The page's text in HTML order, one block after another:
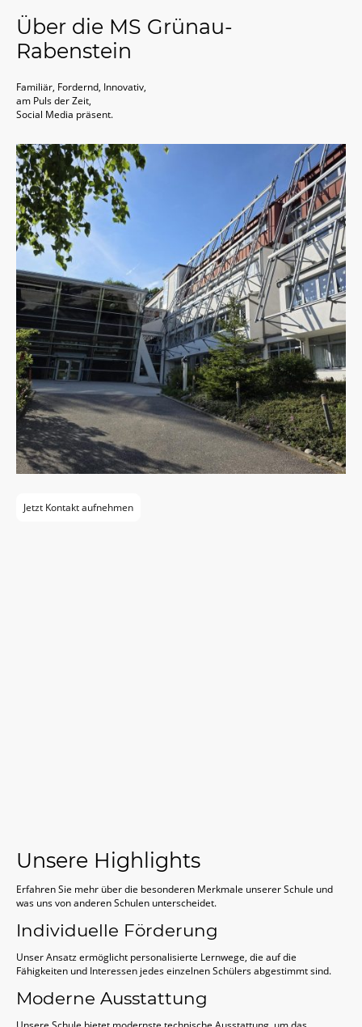
Über die MS Grünau-
Rabenstein
Familiär, Fordernd, Innovativ,
am Puls der Zeit,
Social Media präsent.
Jetzt Kontakt aufnehmen
Unsere Highlights
Erfahren Sie mehr über die besonderen Merkmale unserer Schule und
was uns von anderen Schulen unterscheidet.
Individuelle Förderung
Unser Ansatz ermöglicht personalisierte Lernwege, die auf die
Fähigkeiten und Interessen jedes einzelnen Schülers abgestimmt sind.
Moderne Ausstattung